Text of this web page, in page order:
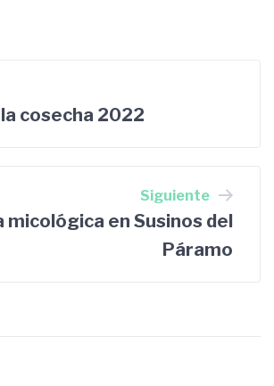
cosecha 2022
Siguiente
micológica en Susinos del
Páramo